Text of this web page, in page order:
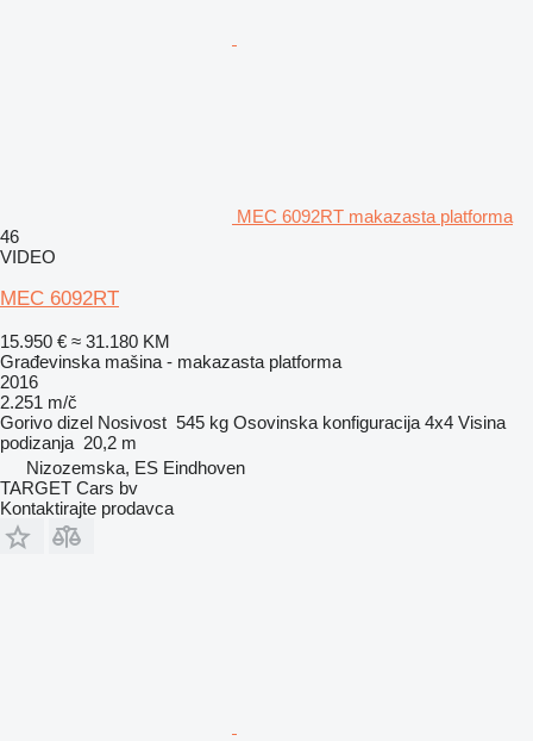
MEC 6092RT makazasta platforma
46
VIDEO
MEC 6092RT
15.950 € ≈ 31.180 KM
Građevinska mašina - makazasta platforma
2016
2.251 m/č
Gorivo dizel Nosivost 545 kg Osovinska konfiguracija 4x4 Visina
podizanja 20,2 m
Nizozemska, ES Eindhoven
TARGET Cars bv
Kontaktirajte prodavca